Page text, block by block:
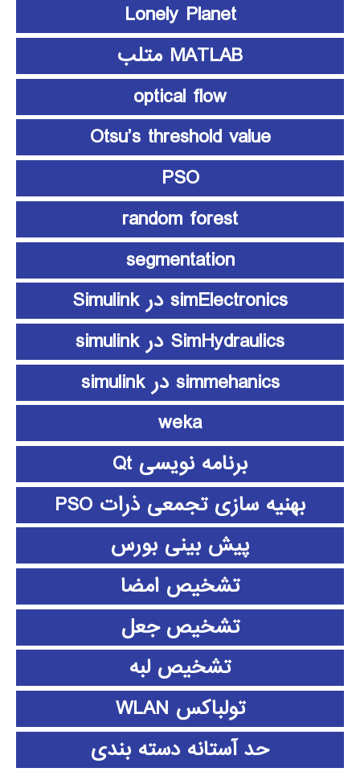
Lonely Planet
MATLAB متلب
optical flow
Otsu’s threshold value
PSO
random forest
segmentation
simElectronics در Simulink
SimHydraulics در simulink
simmehanics در simulink
weka
برنامه نویسی Qt
بهنیه سازی تجمعی ذرات PSO
پیش بینی بورس
تشخیص امضا
تشخیص جعل
تشخیص لبه
تولباکس WLAN
حد آستانه دسته بندی